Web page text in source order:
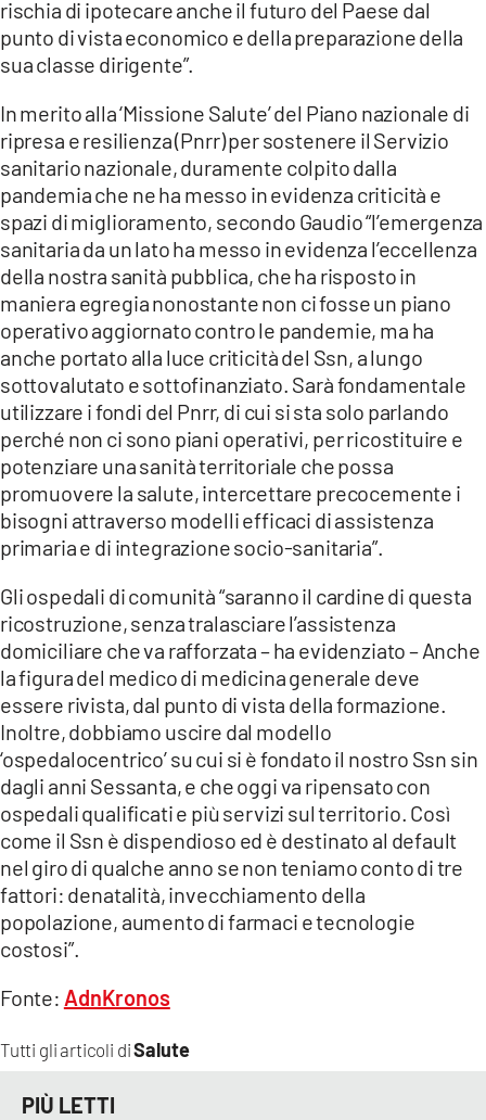
Tutti gli articoli diSalute
rischia di ipotecare anche il futuro del Paese dal
punto di vista economico e della preparazione della
sua classe dirigente”.
In merito alla ‘Missione Salute’ del Piano nazionale di
ripresa e resilienza (Pnrr) per sostenere il Servizio
sanitario nazionale, duramente colpito dalla
pandemia che ne ha messo in evidenza criticità e
spazi di miglioramento, secondo Gaudio “l’emergenza
sanitaria da un lato ha messo in evidenza l’eccellenza
della nostra sanità pubblica, che ha risposto in
maniera egregia nonostante non ci fosse un piano
operativo aggiornato contro le pandemie, ma ha
anche portato alla luce criticità del Ssn, a lungo
sottovalutato e sottofinanziato. Sarà fondamentale
utilizzare i fondi del Pnrr, di cui si sta solo parlando
perché non ci sono piani operativi, per ricostituire e
potenziare una sanità territoriale che possa
promuovere la salute, intercettare precocemente i
bisogni attraverso modelli efficaci di assistenza
primaria e di integrazione socio-sanitaria”.
Gli ospedali di comunità “saranno il cardine di questa
ricostruzione, senza tralasciare l’assistenza
domiciliare che va rafforzata – ha evidenziato – Anche
la figura del medico di medicina generale deve
essere rivista, dal punto di vista della formazione.
Inoltre, dobbiamo uscire dal modello
‘ospedalocentrico’ su cui si è fondato il nostro Ssn sin
dagli anni Sessanta, e che oggi va ripensato con
ospedali qualificati e più servizi sul territorio. Così
come il Ssn è dispendioso ed è destinato al default
nel giro di qualche anno se non teniamo conto di tre
fattori: denatalità, invecchiamento della
popolazione, aumento di farmaci e tecnologie
costosi”.
Fonte: AdnKronos
PIÙ LETTI